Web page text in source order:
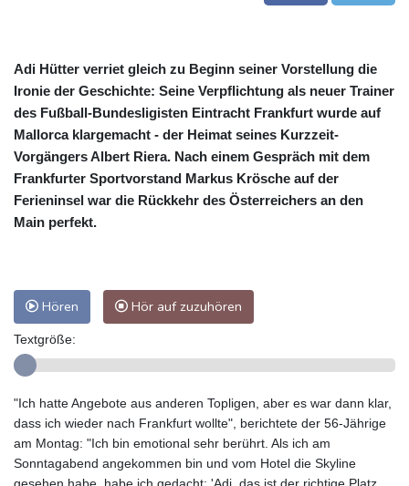
Adi Hütter verriet gleich zu Beginn seiner Vorstellung die
Ironie der Geschichte: Seine Verpflichtung als neuer Trainer
des Fußball-Bundesligisten Eintracht Frankfurt wurde auf
Mallorca klargemacht - der Heimat seines Kurzzeit-
Vorgängers Albert Riera. Nach einem Gespräch mit dem
Frankfurter Sportvorstand Markus Krösche auf der
Ferieninsel war die Rückkehr des Österreichers an den
Main perfekt.
Hören Hör auf zuzuhören
Textgröße:
"Ich hatte Angebote aus anderen Topligen, aber es war dann klar,
dass ich wieder nach Frankfurt wollte", berichtete der 56-Jährige
am Montag: "Ich bin emotional sehr berührt. Als ich am
Sonntagabend angekommen bin und vom Hotel die Skyline